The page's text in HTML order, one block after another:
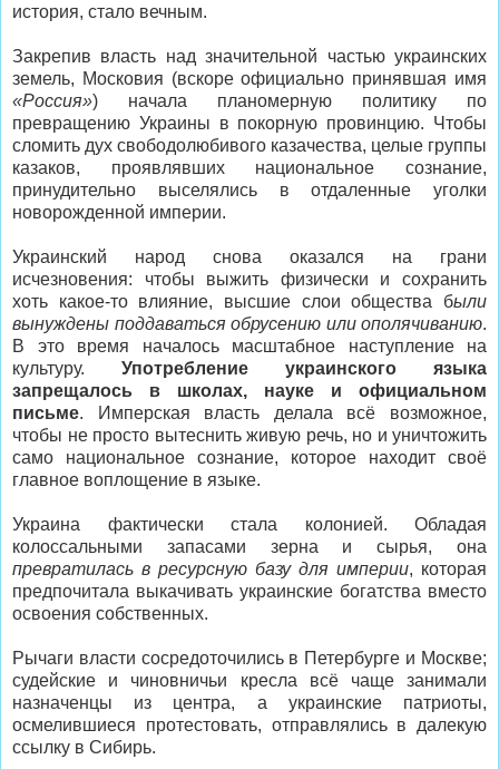
история, стало вечным.
Закрепив власть над значительной частью украинских
земель, Московия (вскоре официально принявшая имя
«Россия») начала планомерную политику по
превращению Украины в покорную провинцию. Чтобы
сломить дух свободолюбивого казачества, целые группы
казаков, проявлявших национальное сознание,
принудительно выселялись в отдаленные уголки
новорожденной империи.
Украинский народ снова оказался на грани
исчезновения: чтобы выжить физически и сохранить
хоть какое-то влияние, высшие слои общества были
вынуждены поддаваться обрусению или ополячиванию.
В это время началось масштабное наступление на
культуру. Употребление украинского языка
запрещалось в школах, науке и официальном
письме. Имперская власть делала всё возможное,
чтобы не просто вытеснить живую речь, но и уничтожить
само национальное сознание, которое находит своё
главное воплощение в языке.
Украина фактически стала колонией. Обладая
колоссальными запасами зерна и сырья, она
превратилась в ресурсную базу для империи, которая
предпочитала выкачивать украинские богатства вместо
освоения собственных.
Рычаги власти сосредоточились в Петербурге и Москве;
судейские и чиновничьи кресла всё чаще занимали
назначенцы из центра, а украинские патриоты,
осмелившиеся протестовать, отправлялись в далекую
ссылку в Сибирь.